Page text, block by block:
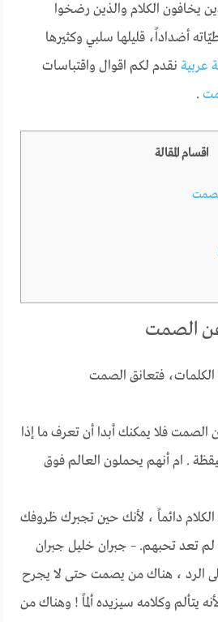
يخافون الكلام والذين رضخوا
أضداداً، قليلها سلبي وكثيرها
عربية نقدم لكم اقوال واقتباسات
.
اقسام المقالة
عن الصمت
فتعانق الصمت
الصمت فلا يمكنك أبدا أن تعرف ما إذا
. ام أنهم يحملون العالم فوق
دائماً ، لأنك حين تجبرك ظروفك
تعد تحبهم. – جبران خليل جبران
الرد ، هناك من يصمت حتى لا يجرح
يتألم وكلامه سيزيده ألماً ! وهناك من